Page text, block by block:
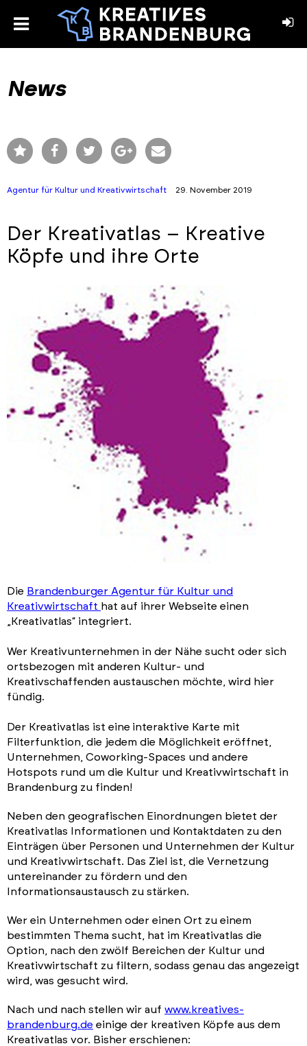
toggle
News
Agentur für Kultur und Kreativwirtschaft 29. November 2019
Der Kreativatlas – Kreative
Köpfe und ihre Orte
Die Brandenburger Agentur für Kultur und
Kreativwirtschaft hat auf ihrer Webseite einen
„Kreativatlas“ integriert.
Wer Kreativunternehmen in der Nähe sucht oder sich
ortsbezogen mit anderen Kultur- und
Kreativschaffenden austauschen möchte, wird hier
fündig.
Der Kreativatlas ist eine interaktive Karte mit
Filterfunktion, die jedem die Möglichkeit eröffnet,
Unternehmen, Coworking-Spaces und andere
Hotspots rund um die Kultur und Kreativwirtschaft in
Brandenburg zu finden!
Neben den geografischen Einordnungen bietet der
Kreativatlas Informationen und Kontaktdaten zu den
Einträgen über Personen und Unternehmen der Kultur
und Kreativwirtschaft. Das Ziel ist, die Vernetzung
untereinander zu fördern und den
Informationsaustausch zu stärken.
Wer ein Unternehmen oder einen Ort zu einem
bestimmten Thema sucht, hat im Kreativatlas die
Option, nach den zwölf Bereichen der Kultur und
Kreativwirtschaft zu filtern, sodass genau das angezeigt
wird, was gesucht wird.
Nach und nach stellen wir auf www.kreatives-
brandenburg.de einige der kreativen Köpfe aus dem
Kreativatlas vor. Bisher erschienen: